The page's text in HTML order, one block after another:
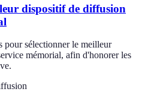
dispositif de diffusion
pour sélectionner le meilleur
mémorial, afin d'honorer les